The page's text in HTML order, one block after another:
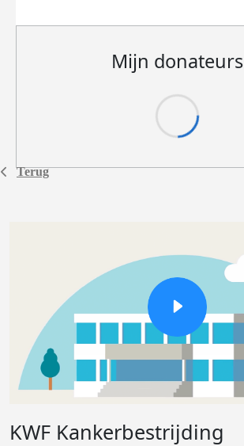
Terug
Mijn donateurs
KWF Kankerbestrijding